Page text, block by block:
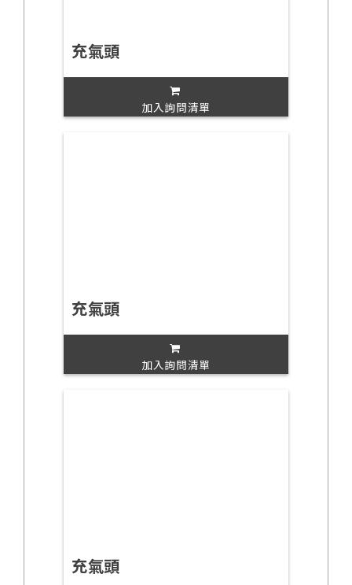
充氣頭
加入詢問清單
充氣頭
加入詢問清單
充氣頭